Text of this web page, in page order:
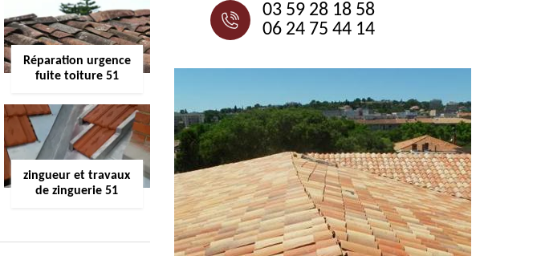
Réparation urgence
fuite toiture 51
zingueur et travaux
de zinguerie 51
03 59 28 18 58
06 24 75 44 14